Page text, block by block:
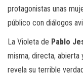
protagonistas unas
público con diálogos
La Violeta de Pablo
misma, directa, abierta
revela su terrible